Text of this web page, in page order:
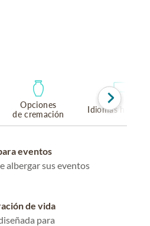
Opciones
de cremación
Idiomas hablados
eventos
albergar sus eventos
de vida
para